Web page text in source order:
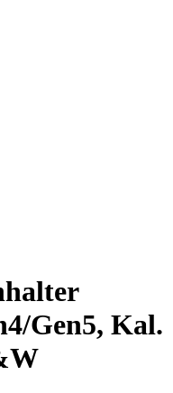
Gen5, Kal.